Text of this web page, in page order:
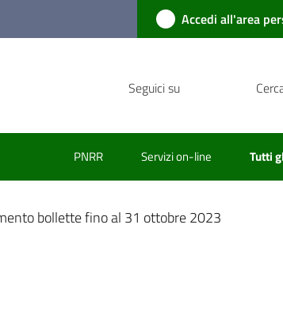
Accedi all'area
Seguici su
PNRR Servizi on-line Tutti
bollette fino al 31 ottobre 2023